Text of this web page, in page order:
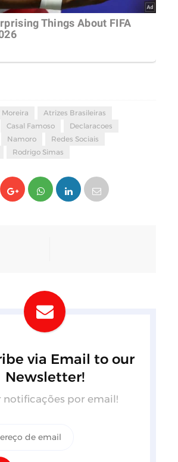
Atrizes Brasileiras
Casal Famoso
Declaracoes
Namoro
Redes Sociais
Rodrigo Simas
via Email to our
Newsletter!
notificações por email!